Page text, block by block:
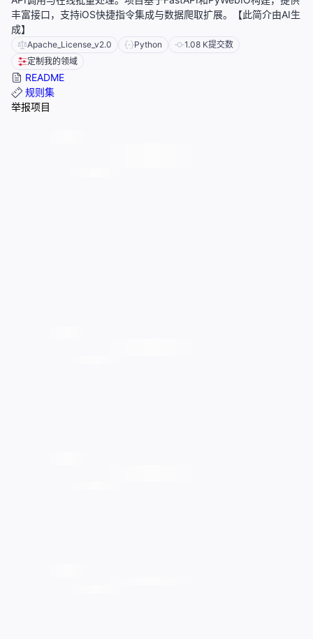
丰富接口，支持iOS快捷指令集成与数据爬取扩展。【此简介由AI生
成】
Apache_License_v2.0 Python 1.08 K提交数
定制我的领域
README
规则集
举报项目